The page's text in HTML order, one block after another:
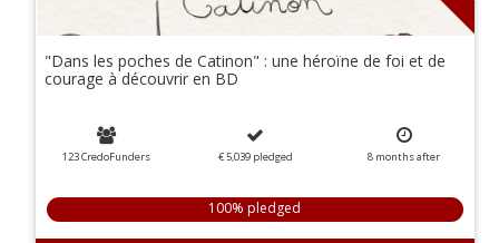
"Dans les poches de Catinon" : une héroïne de foi et de
courage à découvrir en BD
123 CredoFunders € 5,039 pledged 8 monthsafter
100% pledged